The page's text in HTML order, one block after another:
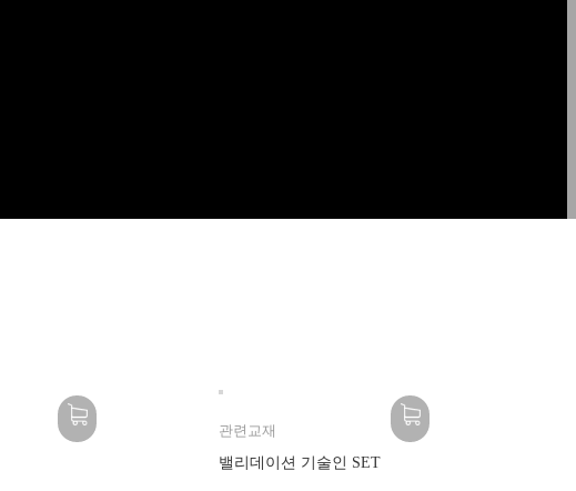
관련교재
밸리데이션 기술인 SET